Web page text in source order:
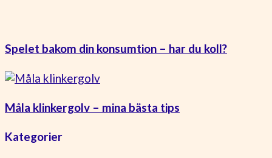
Spelet bakom din konsumtion – har du koll?
Måla klinkergolv – mina bästa tips
Kategorier